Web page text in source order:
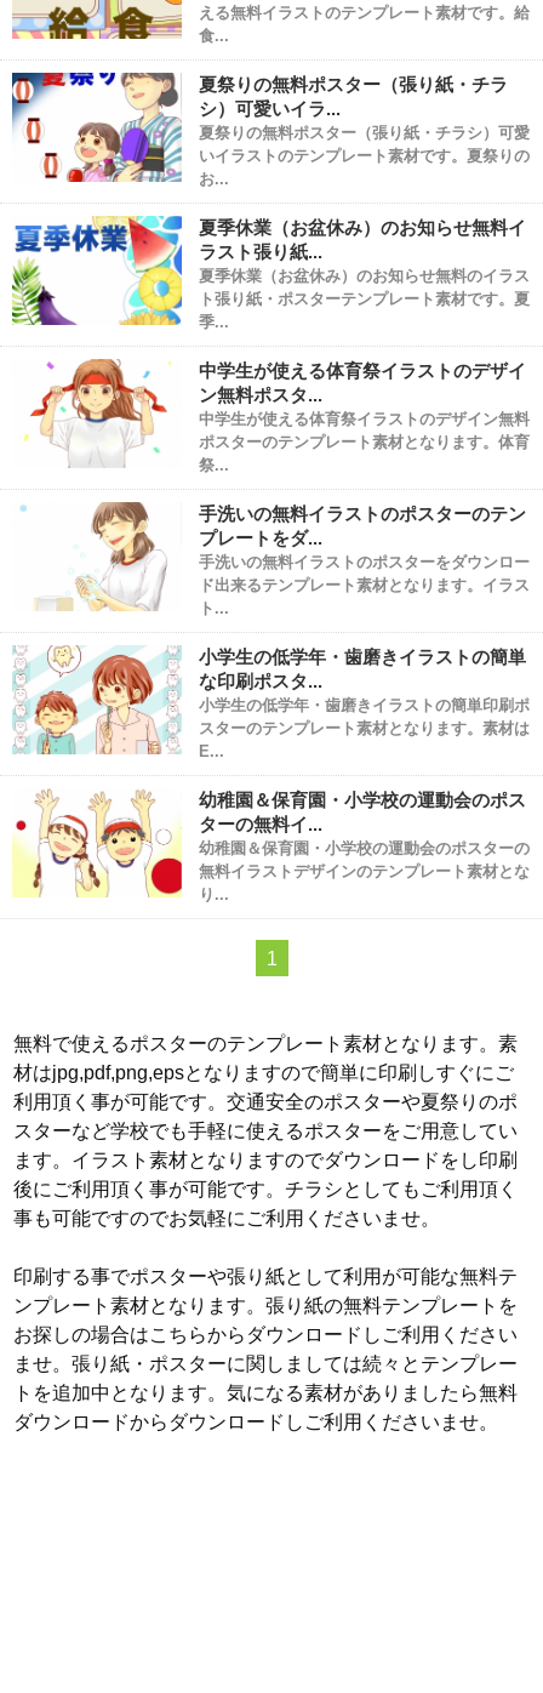
える無料イラストのテンプレート素材です。給
食...
夏祭りの無料ポスター（張り紙・チラ
シ）可愛いイラ...
夏祭りの無料ポスター（張り紙・チラシ）可愛
いイラストのテンプレート素材です。夏祭りの
お...
夏季休業（お盆休み）のお知らせ無料イ
ラスト張り紙...
夏季休業（お盆休み）のお知らせ無料のイラス
ト張り紙・ポスターテンプレート素材です。夏
季...
中学生が使える体育祭イラストのデザイ
ン無料ポスタ...
中学生が使える体育祭イラストのデザイン無料
ポスターのテンプレート素材となります。体育
祭...
手洗いの無料イラストのポスターのテン
プレートをダ...
手洗いの無料イラストのポスターをダウンロー
ド出来るテンプレート素材となります。イラス
ト...
小学生の低学年・歯磨きイラストの簡単
な印刷ポスタ...
小学生の低学年・歯磨きイラストの簡単印刷ポ
スターのテンプレート素材となります。素材は
E...
幼稚園＆保育園・小学校の運動会のポス
ターの無料イ...
幼稚園＆保育園・小学校の運動会のポスターの
無料イラストデザインのテンプレート素材とな
り...
1
無料で使えるポスターのテンプレート素材となります。素
材はjpg,pdf,png,epsとなりますので簡単に印刷しすぐにご
利用頂く事が可能です。交通安全のポスターや夏祭りのポ
スターなど学校でも手軽に使えるポスターをご用意してい
ます。イラスト素材となりますのでダウンロードをし印刷
後にご利用頂く事が可能です。チラシとしてもご利用頂く
事も可能ですのでお気軽にご利用くださいませ。
印刷する事でポスターや張り紙として利用が可能な無料テ
ンプレート素材となります。張り紙の無料テンプレートを
お探しの場合はこちらからダウンロードしご利用ください
ませ。張り紙・ポスターに関しましては続々とテンプレー
トを追加中となります。気になる素材がありましたら無料
ダウンロードからダウンロードしご利用くださいませ。